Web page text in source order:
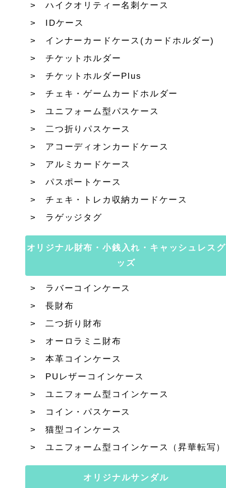
ハイクオリティー名刺ケース
IDケース
インナーカードケース(カードホルダー)
チケットホルダー
チケットホルダーPlus
チェキ・ゲームカードホルダー
ユニフォーム型パスケース
二つ折りパスケース
アコーディオンカードケース
アルミカードケース
パスポートケース
チェキ・トレカ収納カードケース
ラゲッジタグ
オリジナル財布・小銭入れ・キャッシュレスグ
ッズ
ラバーコインケース
長財布
二つ折り財布
オーロラミニ財布
本革コインケース
PUレザーコインケース
ユニフォーム型コインケース
コイン・パスケース
猫型コインケース
ユニフォーム型コインケース（昇華転写）
オリジナルサンダル